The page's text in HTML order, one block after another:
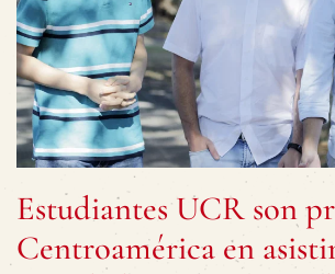
Estudiantes UCR son
Centroamérica en